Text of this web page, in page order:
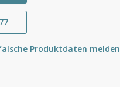
Produktdaten melden